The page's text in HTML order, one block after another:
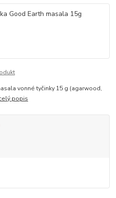
vonné tyčinky 15 g (agarwood,
popis